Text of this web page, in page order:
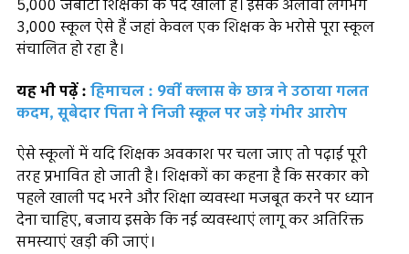
5,000 जेबीटी शिक्षकों के पद खाली हैं। इसके अलावा लगभग
3,000 स्कूल ऐसे हैं जहां केवल एक शिक्षक के भरोसे पूरा स्कूल
संचालित हो रहा है।
यह भी पढ़ें : हिमाचल : 9वीं क्लास के छात्र ने उठाया गलत
कदम, सूबेदार पिता ने निजी स्कूल पर जड़े गंभीर आरोप
ऐसे स्कूलों में यदि शिक्षक अवकाश पर चला जाए तो पढ़ाई पूरी
तरह प्रभावित हो जाती है। शिक्षकों का कहना है कि सरकार को
पहले खाली पद भरने और शिक्षा व्यवस्था मजबूत करने पर ध्यान
देना चाहिए, बजाय इसके कि नई व्यवस्थाएं लागू कर अतिरिक्त
समस्याएं खड़ी की जाएं।